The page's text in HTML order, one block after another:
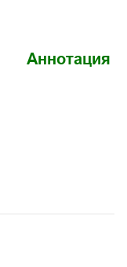
Аннотация